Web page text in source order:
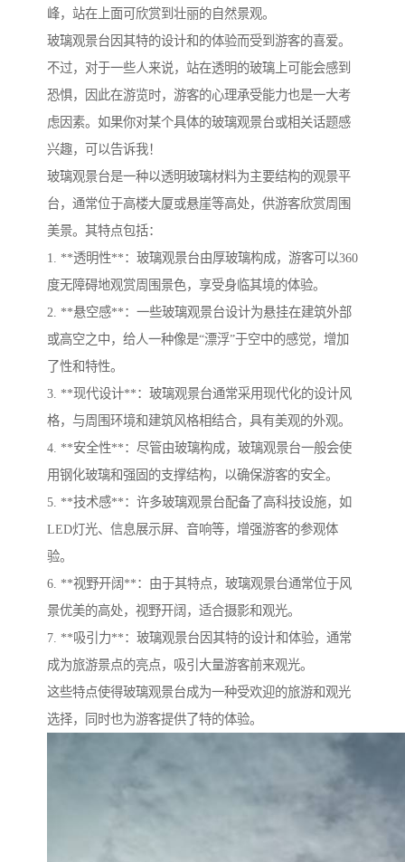
峰，站在上面可欣赏到壮丽的自然景观。
玻璃观景台因其特的设计和的体验而受到游客的喜爱。
不过，对于一些人来说，站在透明的玻璃上可能会感到
恐惧，因此在游览时，游客的心理承受能力也是一大考
虑因素。如果你对某个具体的玻璃观景台或相关话题感
兴趣，可以告诉我！
玻璃观景台是一种以透明玻璃材料为主要结构的观景平
台，通常位于高楼大厦或悬崖等高处，供游客欣赏周围
美景。其特点包括：
1. **透明性**：玻璃观景台由厚玻璃构成，游客可以360
度无障碍地观赏周围景色，享受身临其境的体验。
2. **悬空感**：一些玻璃观景台设计为悬挂在建筑外部
或高空之中，给人一种像是“漂浮”于空中的感觉，增加
了性和特性。
3. **现代设计**：玻璃观景台通常采用现代化的设计风
格，与周围环境和建筑风格相结合，具有美观的外观。
4. **安全性**：尽管由玻璃构成，玻璃观景台一般会使
用钢化玻璃和强固的支撑结构，以确保游客的安全。
5. **技术感**：许多玻璃观景台配备了高科技设施，如
LED灯光、信息展示屏、音响等，增强游客的参观体
验。
6. **视野开阔**：由于其特点，玻璃观景台通常位于风
景优美的高处，视野开阔，适合摄影和观光。
7. **吸引力**：玻璃观景台因其特的设计和体验，通常
成为旅游景点的亮点，吸引大量游客前来观光。
这些特点使得玻璃观景台成为一种受欢迎的旅游和观光
选择，同时也为游客提供了特的体验。